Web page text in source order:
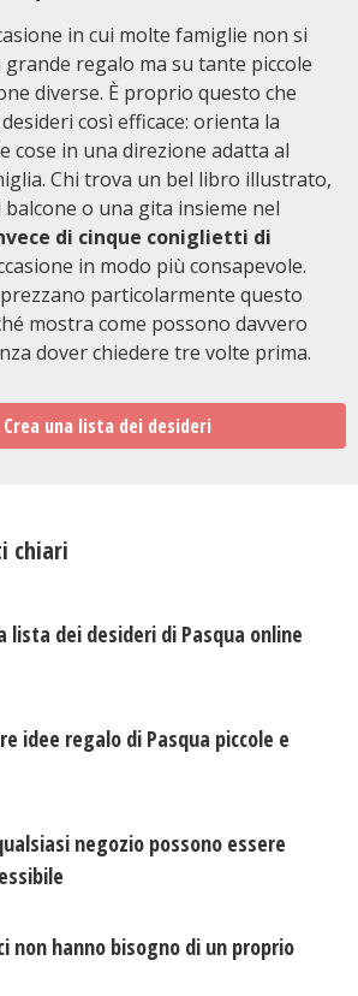
in cui molte famiglie non si
regalo ma su tante piccole
diverse. È proprio questo che
così efficace: orienta la
cose in una direzione adatta al
Chi trova un bel libro illustrato,
o una gita insieme nel
di cinque coniglietti di
in modo più consapevole.
particolarmente questo
mostra come possono davvero
dover chiedere tre volte prima.
Crea una lista dei desideri
chiari
lista dei desideri di Pasqua online
idee regalo di Pasqua piccole e
negozio possono essere
non hanno bisogno di un proprio